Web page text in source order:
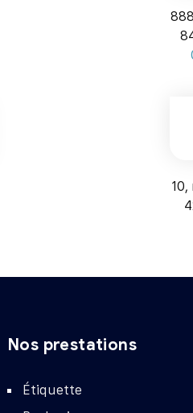
Nos prestations
Étiquette